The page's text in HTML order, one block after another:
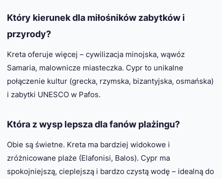
Który kierunek dla miłośników zabytków i
przyrody?
Kreta oferuje więcej – cywilizacja minojska, wąwóz
Samaria, malownicze miasteczka. Cypr to unikalne
połączenie kultur (grecka, rzymska, bizantyjska, osmańska)
i zabytki UNESCO w Pafos.
Która z wysp lepsza dla fanów plażingu?
Obie są świetne. Kreta ma bardziej widokowe i
zróżnicowane plaże (Elafonisi, Balos). Cypr ma
spokojniejszą, cieplejszą i bardzo czystą wodę – idealną do